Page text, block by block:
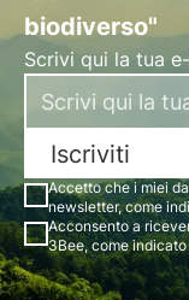
biodiverso"
Scrivi qui la tua
Iscriviti
Accetto che i miei
newsletter, come
Acconsento a
3Bee, come